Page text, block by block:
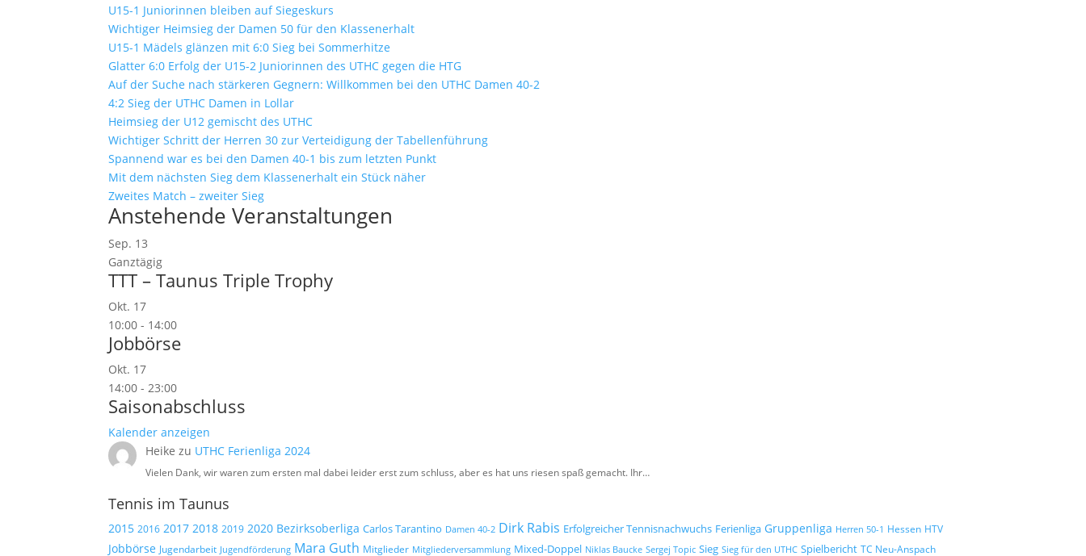
U15-1 Juniorinnen bleiben auf Siegeskurs
Wichtiger Heimsieg der Damen 50 für den Klassenerhalt
U15-1 Mädels glänzen mit 6:0 Sieg bei Sommerhitze
Glatter 6:0 Erfolg der U15-2 Juniorinnen des UTHC gegen die HTG
Auf der Suche nach stärkeren Gegnern: Willkommen bei den UTHC Damen 40-2
4:2 Sieg der UTHC Damen in Lollar
Heimsieg der U12 gemischt des UTHC
Wichtiger Schritt der Herren 30 zur Verteidigung der Tabellenführung
Spannend war es bei den Damen 40-1 bis zum letzten Punkt
Mit dem nächsten Sieg dem Klassenerhalt ein Stück näher
Zweites Match – zweiter Sieg
Anstehende Veranstaltungen
Sep. 13
Ganztägig
TTT – Taunus Triple Trophy
Okt. 17
10:00 - 14:00
Jobbörse
Okt. 17
14:00 -23:00
Saisonabschluss
Kalender anzeigen
Heike zu UTHC Ferienliga 2024
Vielen Dank, wir waren zum ersten mal dabei leider erst zum schluss, aber es hat uns riesen spaß gemacht. Ihr…
Tennis im Taunus
2015 2016 2017 2018 2019 2020 Bezirksoberliga Carlos Tarantino Damen 40-2 Dirk Rabis Erfolgreicher Tennisnachwuchs Ferienliga Gruppenliga Herren 50-1 Hessen HTV
Jobbörse Jugendarbeit Jugendförderung Mara Guth Mitglieder Mitgliederversammlung Mixed-Doppel Niklas Baucke Sergej Topic Sieg Sieg für den UTHC Spielbericht TC Neu-Anspach